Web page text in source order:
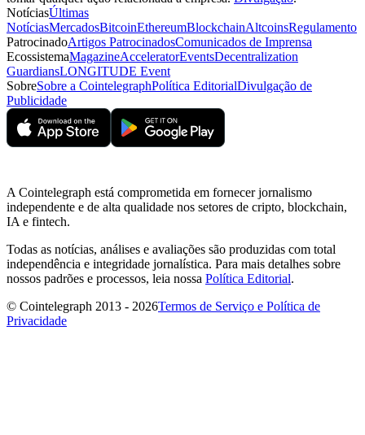
NotíciasÚltimas
NotíciasMercadosBitcoinEthereumBlockchainAltcoinsRegulamento
PatrocinadoArtigos PatrocinadosComunicados de Imprensa
EcossistemaMagazineAcceleratorEventsDecentralization
GuardiansLONGITUDE Event
SobreSobre a CointelegraphPolítica EditorialDivulgação de
Publicidade
A Cointelegraph está comprometida em fornecer jornalismo
independente e de alta qualidade nos setores de cripto, blockchain,
IA e fintech.
Todas as notícias, análises e avaliações são produzidas com total
independência e integridade jornalística. Para mais detalhes sobre
nossos padrões e processos, leia nossa Política Editorial.
© Cointelegraph 2013 - 2026Termos de Serviço e Política de
Privacidade